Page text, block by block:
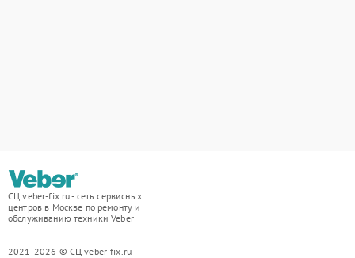
СЦ veber-fix.ru - сеть сервисных
центров в Москве по ремонту и
обслуживанию техники Veber
2021-2026 © СЦ veber-fix.ru